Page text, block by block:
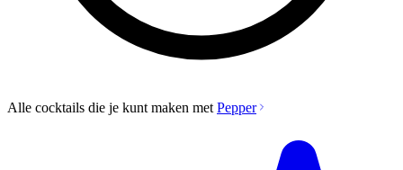
Alle cocktails die je kunt maken met Pepper